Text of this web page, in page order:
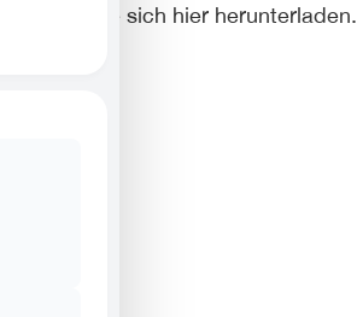
können Sie sich hier herunterladen.